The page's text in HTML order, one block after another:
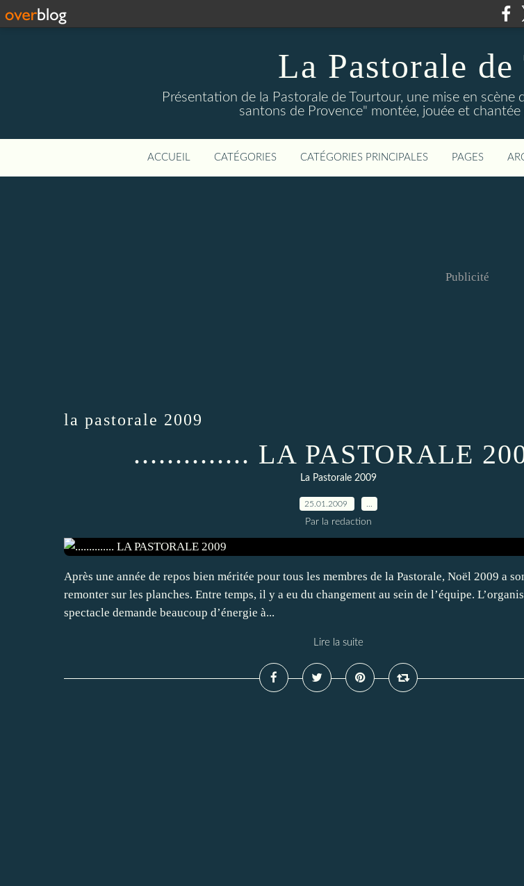
La Pastorale
Présentation de la Pastorale de Tourtour, une mise en
santons de Provence" montée, jouée et
ACCUEIL CATÉGORIES CATÉGORIES PRINCIPALES PAGES
Publicité
la pastorale 2009
.............. LA PASTORALE
La Pastorale 2009
25.01.2009
Par la redaction
Après une année de repos bien méritée pour tous les membres de la Pastorale, Noël 2009 a
remonter sur les planches. Entre temps, il y a eu du changement au sein de l’équipe.
spectacle demande beaucoup d’énergie à...
Lire la suite